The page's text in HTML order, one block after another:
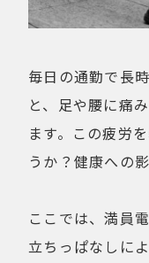
毎日の通勤で長
と、足や腰に痛
ます。この疲労
うか？健康への
ここでは、満員
立ちっぱなしに